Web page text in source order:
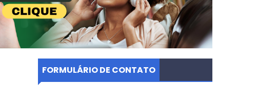
FORMULÁRIO DE CONTATO